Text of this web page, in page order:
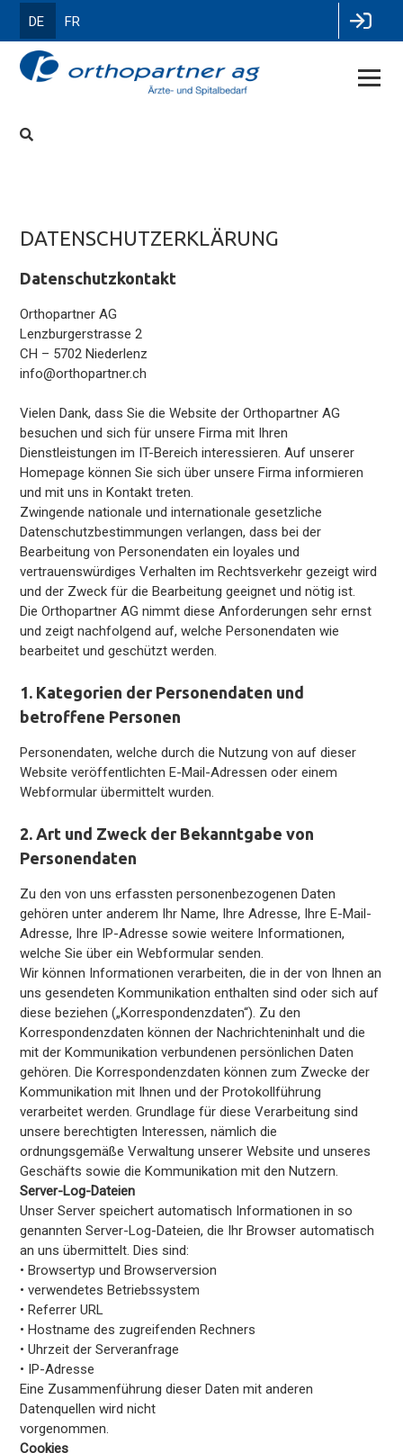
DE FR
DATENSCHUTZERKLÄRUNG
Datenschutzkontakt
Orthopartner AG
Lenzburgerstrasse 2
CH – 5702 Niederlenz
info@orthopartner.ch
Vielen Dank, dass Sie die Website der Orthopartner AG
besuchen und sich für unsere Firma mit Ihren
Dienstleistungen im IT-Bereich interessieren. Auf unserer
Homepage können Sie sich über unsere Firma informieren
und mit uns in Kontakt treten.
Zwingende nationale und internationale gesetzliche
Datenschutzbestimmungen verlangen, dass bei der
Bearbeitung von Personendaten ein loyales und
vertrauenswürdiges Verhalten im Rechtsverkehr gezeigt wird
und der Zweck für die Bearbeitung geeignet und nötig ist.
Die Orthopartner AG nimmt diese Anforderungen sehr ernst
und zeigt nachfolgend auf, welche Personendaten wie
bearbeitet und geschützt werden.
1. Kategorien der Personendaten und
betroffene Personen
Personendaten, welche durch die Nutzung von auf dieser
Website veröffentlichten E-Mail-Adressen oder einem
Webformular übermittelt wurden.
2. Art und Zweck der Bekanntgabe von
Personendaten
Zu den von uns erfassten personenbezogenen Daten
gehören unter anderem Ihr Name, Ihre Adresse, Ihre E-Mail-
Adresse, Ihre IP-Adresse sowie weitere Informationen,
welche Sie über ein Webformular senden.
Wir können Informationen verarbeiten, die in der von Ihnen an
uns gesendeten Kommunikation enthalten sind oder sich auf
diese beziehen („Korrespondenzdaten“). Zu den
Korrespondenzdaten können der Nachrichteninhalt und die
mit der Kommunikation verbundenen persönlichen Daten
gehören. Die Korrespondenzdaten können zum Zwecke der
Kommunikation mit Ihnen und der Protokollführung
verarbeitet werden. Grundlage für diese Verarbeitung sind
unsere berechtigten Interessen, nämlich die
ordnungsgemäße Verwaltung unserer Website und unseres
Geschäfts sowie die Kommunikation mit den Nutzern.
Server-Log-Dateien
Unser Server speichert automatisch Informationen in so
genannten Server-Log-Dateien, die Ihr Browser automatisch
an uns übermittelt. Dies sind:
• Browsertyp und Browserversion
• verwendetes Betriebssystem
• Referrer URL
• Hostname des zugreifenden Rechners
• Uhrzeit der Serveranfrage
• IP-Adresse
Eine Zusammenführung dieser Daten mit anderen
Datenquellen wird nicht
vorgenommen.
Cookies